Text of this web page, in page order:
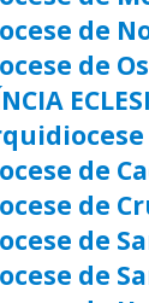
de
de
de
de
de
de